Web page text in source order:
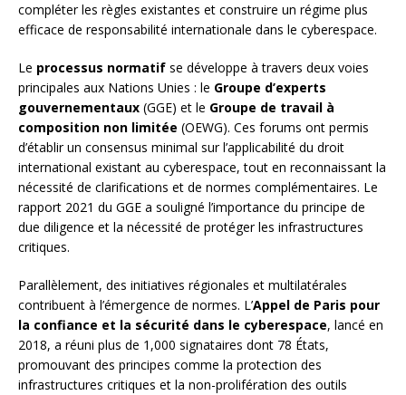
compléter les règles existantes et construire un régime plus
efficace de responsabilité internationale dans le cyberespace.
Le processus normatif se développe à travers deux voies
principales aux Nations Unies : le Groupe d’experts
gouvernementaux (GGE) et le Groupe de travail à
composition non limitée (OEWG). Ces forums ont permis
d’établir un consensus minimal sur l’applicabilité du droit
international existant au cyberespace, tout en reconnaissant la
nécessité de clarifications et de normes complémentaires. Le
rapport 2021 du GGE a souligné l’importance du principe de
due diligence et la nécessité de protéger les infrastructures
critiques.
Parallèlement, des initiatives régionales et multilatérales
contribuent à l’émergence de normes. L’Appel de Paris pour
la confiance et la sécurité dans le cyberespace, lancé en
2018, a réuni plus de 1,000 signataires dont 78 États,
promouvant des principes comme la protection des
infrastructures critiques et la non-prolifération des outils